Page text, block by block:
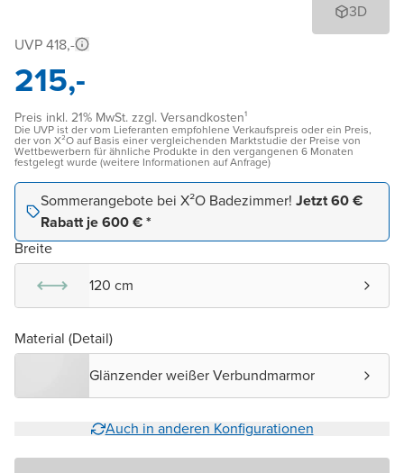
3D
UVP 418,-
215,-
Preis inkl. 21% MwSt. zzgl. Versandkosten¹
Die UVP ist der vom Lieferanten empfohlene Verkaufspreis oder ein Preis,
der von X²O auf Basis einer vergleichenden Marktstudie der Preise von
Wettbewerbern für ähnliche Produkte in den vergangenen 6 Monaten
festgelegt wurde (weitere Informationen auf Anfrage)
Sommerangebote bei X²O Badezimmer! Jetzt 60 €
Rabatt je 600 € *
Breite
120 cm
Material (Detail)
Glänzender weißer Verbundmarmor
Auch in anderen Konfigurationen